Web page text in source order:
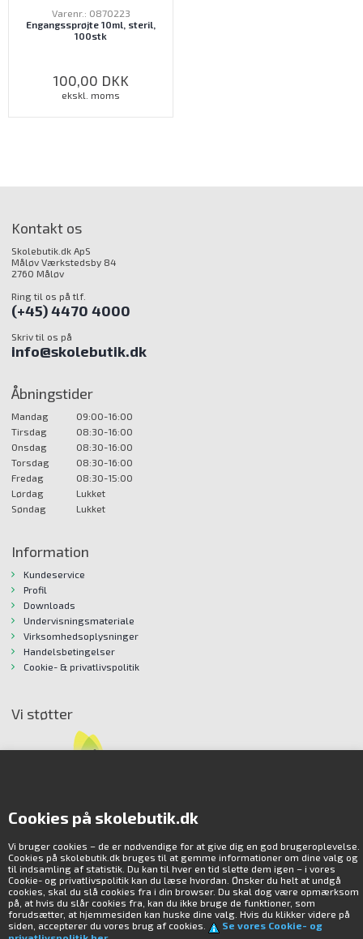
Cookies på skolebutik.dk
Vi bruger cookies – de er nødvendige for at give dig en god brugeroplevelse.
Cookies på skolebutik.dk bruges til at gemme informationer om dine valg og
til indsamling af statistik. Du kan til hver en tid slette dem igen – i vores
Cookie- og privatlivspolitik kan du læse hvordan. Ønsker du helt at undgå
cookies, skal du slå cookies fra i din browser. Du skal dog være opmærksom
på, at hvis du slår cookies fra, kan du ikke bruge de funktioner, som
forudsætter, at hjemmesiden kan huske dine valg. Hvis du klikker videre på
siden, accepterer du vores brug af cookies.
Se vores Cookie- og
Varenr.: 0870223
Engangssprøjte 10ml, steril,
100stk
100,00 DKK
ekskl. moms
Kontakt os
Skolebutik.dk ApS
Måløv Værkstedsby 84
2760 Måløv
Ring til os på tlf.
(+45) 4470 4000
Skriv til os på
info@skolebutik.dk
Åbningstider
Mandag
09:00-16:00
Tirsdag
08:30-16:00
Onsdag
08:30-16:00
Torsdag
08:30-16:00
Fredag
08:30-15:00
Lørdag
Lukket
Søndag
Lukket
Information
Kundeservice
Profil
Downloads
Undervisningsmateriale
Virksomhedsoplysninger
Handelsbetingelser
Cookie- & privatlivspolitik
Vi støtter
Miljø